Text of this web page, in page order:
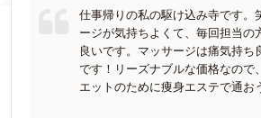
仕事帰りの私の駆け込み寺です
ージが気持ちよくて、毎回担当の
良いです。マッサージは痛気持ち
です！リーズナブルな価格なので
エットのために痩身エステで通お